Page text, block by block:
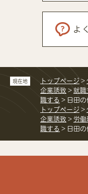
現在地 トップページ >
企業誘致 > 就職
職する > 日田
トップページ >
企業誘致 > 労働
職する > 日田
よ